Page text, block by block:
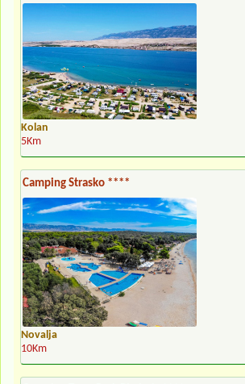
Kolan
5Km
Camping Strasko ****
Novalja
10Km